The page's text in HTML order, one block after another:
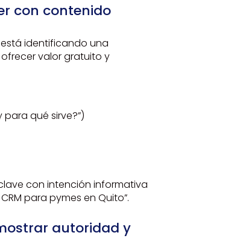
con contenido
identificando una
valor gratuito y
para qué sirve?”)
con intención informativa
para pymes en Quito”.
autoridad y